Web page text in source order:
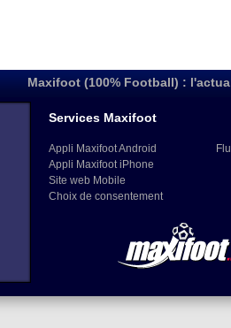
Maxifoot (100% Football) :
Services Maxifoot
Appli Maxifoot Android
Appli Maxifoot iPhone
Site web Mobile
Choix de consentement